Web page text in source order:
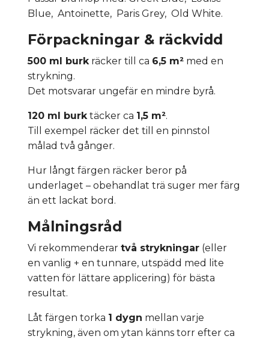
Blue, Antoinette, Paris Grey, Old White.
Förpackningar & räckvidd
500 ml burkräcker till ca 6,5 m² med en
strykning.
Det motsvarar ungefär en mindre byrå.
120 ml burktäcker ca 1,5 m².
Till exempel räcker det till en pinnstol
målad två gånger.
Hur långt färgen räcker beror på
underlaget – obehandlat trä suger mer färg
än ett lackat bord.
Målningsråd
Vi rekommenderar två strykningar (eller
en vanlig + en tunnare, utspädd med lite
vatten för lättare applicering) för bästa
resultat.
Låt färgen torka 1 dygn mellan varje
strykning, även om ytan känns torr efter ca